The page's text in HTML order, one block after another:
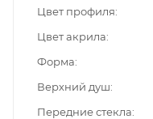
Цвет профиля
Цвет акрила
Форма
Верхний душ
Передние стекла